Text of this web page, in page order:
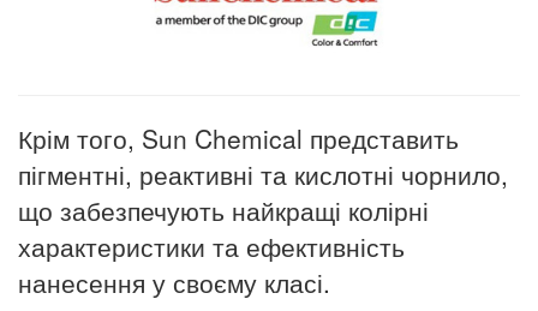
Крім того, Sun Chemical представить
пігментні, реактивні та кислотні чорнило,
що забезпечують найкращі колірні
характеристики та ефективність
нанесення у своєму класі.